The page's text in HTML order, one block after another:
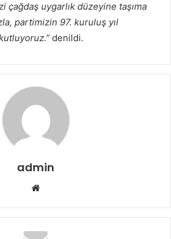
uygarlık düzeyine taşıma
partimizin 97. kuruluş yıl
denildi.
admin
Web